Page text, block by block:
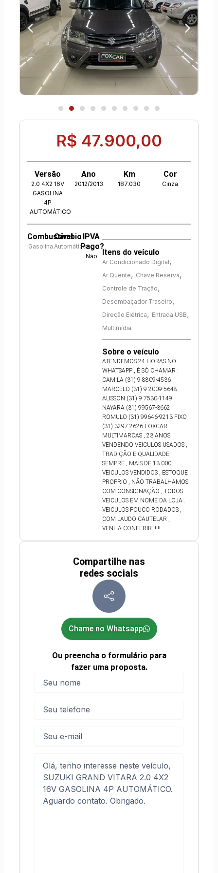
R$ 47.900,00
Versão
2.0 4X2 16V
GASOLINA
4P
AUTOMÁTICO
Ano
2012/2013
Km
187.030
Cor
Cinza
Combustível
Gasolina
Câmbio
Automático
IPVA
Pago?
Não Itens do veículo
Ar Condicionado Digital,
Ar Quente, Chave Reserva,
Controle de Tração,
Desembaçador Traseiro,
Direção Elétrica, Entrada USB,
Multimídia
Sobre o veículo
ATENDEMOS 24 HORAS NO
WHATSAPP , É SÓ CHAMAR :
CAMILA (31) 9 8809-4536
MARCELO (31) 9 2009-5648
ALISSON (31) 9 7530-1149
NAYARA (31) 99567-3662
ROMULO (31) 99646-9213 FIXO
(31) 3297-2626 FOXCAR
MULTIMARCAS , 23 ANOS
VENDENDO VEICULOS USADOS ,
TRADIÇÃO E QUALIDADE
SEMPRE , MAIS DE 13.000
VEICULOS VENDIDOS , ESTOQUE
PROPRIO , NÃO TRABALHAMOS
COM CONSIGNAÇÃO , TODOS
VEICULOS EM NOME DA LOJA .
VEICULOS POUCO RODADOS ,
COM LAUDO CAUTELAR ,
VENHA CONFERIR !!!!!
Compartilhe nas
redes sociais
Chame no Whatsapp
Ou preencha o formulário para
fazer uma proposta.
mail